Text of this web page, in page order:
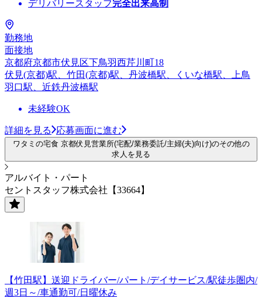
デリバリースタッフ完全出来高制
勤務地
面接地
京都府京都市伏見区下鳥羽西芹川町18
伏見(京都)駅、竹田(京都)駅、丹波橋駅、くいな橋駅、上鳥
羽口駅、近鉄丹波橋駅
未経験OK
詳細を見る 応募画面に進む
ワタミの宅食 京都伏見営業所(宅配/業務委託/主婦(夫)向け)のその他の
求人を見る
アルバイト・パート
セントスタッフ株式会社【33664】
【竹田駅】送迎ドライバー/パート/デイサービス/駅徒歩圏内/
週3日～/車通勤可/日曜休み